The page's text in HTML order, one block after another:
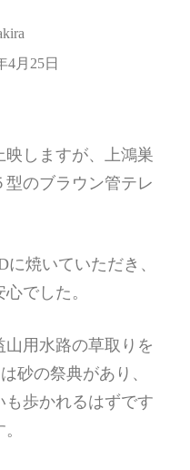
4月25日
しますが、上鴻巣
のブラウン管テレ
焼いていただき、
でした。
山用水路の草取りを
砂の祭典があり、
歩かれるはずです